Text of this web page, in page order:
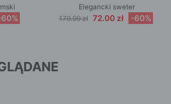
Elegancki sweter
179.99 zł 72.00 zł -60%